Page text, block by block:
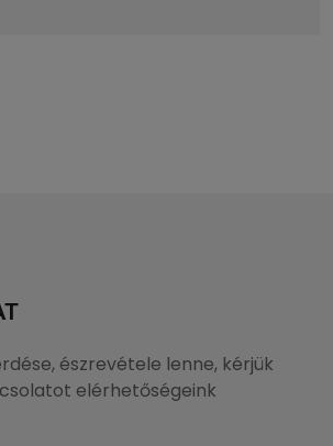
észrevétele lenne, kérjük
elérhetőségeink